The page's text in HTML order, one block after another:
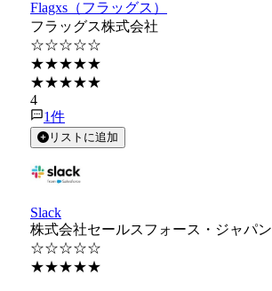
Flagxs（フラッグス）
フラッグス株式会社
☆☆☆☆☆
★★★★★
★★★★★
4
1件
リストに追加
Slack
株式会社セールスフォース・ジャパン
☆☆☆☆☆
★★★★★